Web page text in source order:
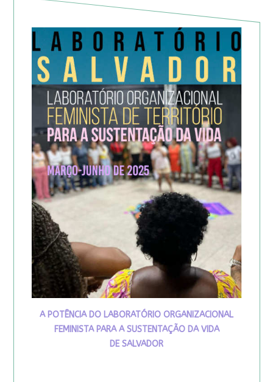
A POTÊNCIA DO LABORATÓRIO ORGANIZACIONAL
FEMINISTA PARA A SUSTENTAÇÃO DA VIDA
DE SALVADOR